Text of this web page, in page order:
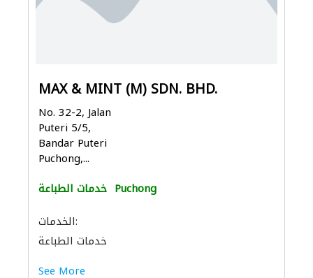
MAX & MINT (M) SDN. BHD.
No. 32-2, Jalan
Puteri 5/5,
Bandar Puteri
Puchong,...
خدمات الطباعة Puchong
الخدمات:
خدمات الطباعة
See More